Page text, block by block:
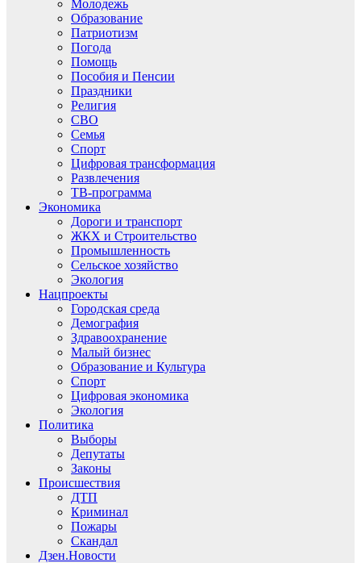
Молодежь
Образование
Патриотизм
Погода
Помощь
Пособия и Пенсии
Праздники
Религия
СВО
Семья
Спорт
Цифровая трансформация
Развлечения
ТВ-программа
Экономика
Дороги и транспорт
ЖКХ и Строительство
Промышленность
Сельское хозяйство
Экология
Нацпроекты
Городская среда
Демография
Здравоохранение
Малый бизнес
Образование и Культура
Спорт
Цифровая экономика
Экология
Политика
Выборы
Депутаты
Законы
Происшествия
ДТП
Криминал
Пожары
Скандал
Дзен.Новости